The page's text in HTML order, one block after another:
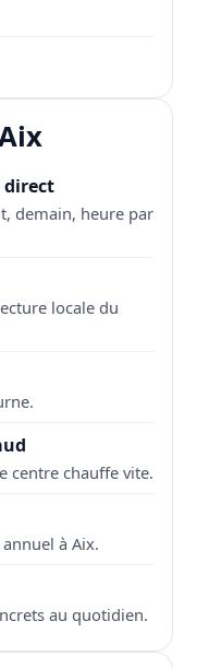
direct
demain, heure par
locale du
centre chauffe vite.
à Aix.
au quotidien.